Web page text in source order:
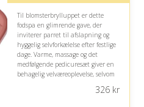
Til blomsterbrylluppet er dette
fodspa en glimrende gave, der
inviterer parret til afslapning og
hyggelig selvforkælelse efter festlige
dage. Varme, massage og det
medfølgende pedicuresæt giver en
behagelig velværeoplevelse, selvom
fødderne frem for fælles romantik.
326kr